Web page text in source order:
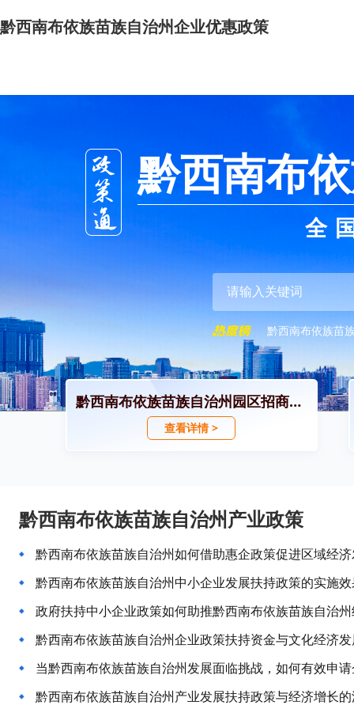
黔西南布依族苗族自治州企业优惠政策
黔西南布
全
黔西南布依族苗
黔西南布依族苗族自治州园区招商引资政策
查看详情 >
黔西南布依族苗族自治州产业政策
黔西南布依族苗族自治州如何借助惠企政策促进区域经
黔西南布依族苗族自治州中小企业发展扶持政策的实施
政府扶持中小企业政策如何助推黔西南布依族苗族自治
黔西南布依族苗族自治州企业政策扶持资金与文化经济
当黔西南布依族苗族自治州发展面临挑战，如何有效申
黔西南布依族苗族自治州产业发展扶持政策与经济增长